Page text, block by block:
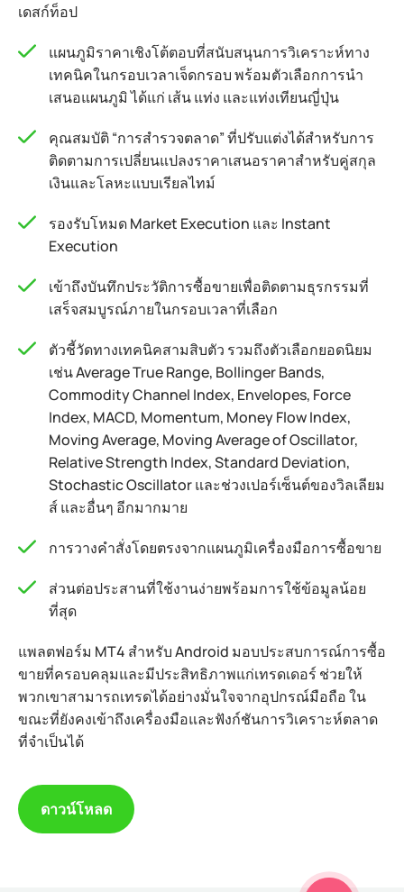
เดสก์ท็อป
แผนภูมิราคาเชิงโต้ตอบที่สนับสนุนการวิเคราะห์ทาง
เทคนิคในกรอบเวลาเจ็ดกรอบ พร้อมตัวเลือกการนำ
เสนอแผนภูมิ ได้แก่ เส้น แท่ง และแท่งเทียนญี่ปุ่น
คุณสมบัติ “การสำรวจตลาด” ที่ปรับแต่งได้สำหรับการ
ติดตามการเปลี่ยนแปลงราคาเสนอราคาสำหรับคู่สกุล
เงินและโลหะแบบเรียลไทม์
รองรับโหมด Market Execution และ Instant
Execution
เข้าถึงบันทึกประวัติการซื้อขายเพื่อติดตามธุรกรรมที่
เสร็จสมบูรณ์ภายในกรอบเวลาที่เลือก
ตัวชี้วัดทางเทคนิคสามสิบตัว รวมถึงตัวเลือกยอดนิยม
เช่น Average True Range, Bollinger Bands,
Commodity Channel Index, Envelopes, Force
Index, MACD, Momentum, Money Flow Index,
Moving Average, Moving Average of Oscillator,
Relative Strength Index, Standard Deviation,
Stochastic Oscillator และช่วงเปอร์เซ็นต์ของวิลเลียม
ส์ และอื่นๆ อีกมากมาย
การวางคำสั่งโดยตรงจากแผนภูมิเครื่องมือการซื้อขาย
ส่วนต่อประสานที่ใช้งานง่ายพร้อมการใช้ข้อมูลน้อย
ที่สุด
แพลตฟอร์ม MT4 สำหรับ Android มอบประสบการณ์การซื้อ
ขายที่ครอบคลุมและมีประสิทธิภาพแก่เทรดเดอร์ ช่วยให้
พวกเขาสามารถเทรดได้อย่างมั่นใจจากอุปกรณ์มือถือ ใน
ขณะที่ยังคงเข้าถึงเครื่องมือและฟังก์ชันการวิเคราะห์ตลาด
ที่จำเป็นได้
ดาวน์โหลด